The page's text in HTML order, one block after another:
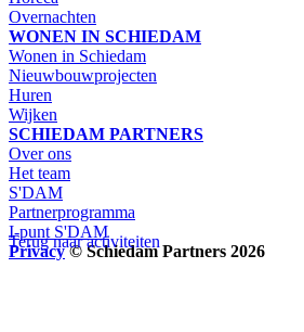
Terug naar activiteiten
Overnachten
WONEN IN SCHIEDAM
Wonen in Schiedam
Nieuwbouwprojecten
Huren
Wijken
SCHIEDAM PARTNERS
Over ons
Het team
S'DAM
Partnerprogramma
I-punt S'DAM
Privacy © Schiedam Partners 2026